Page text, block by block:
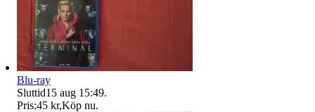
Blu-ray
Sluttid15 aug 15:49.
Pris:45 kr,Köp nu.